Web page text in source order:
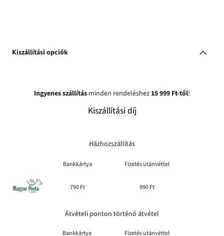
Kiszállítási opciók
Ingyenes szállítás minden rendeléshez 15 999 Ft-től!
Kiszállítási díj
Házhozszállítás
Bankkártya Fizetés utánvéttel
790 Ft 990 Ft
Átvételi ponton történő átvétel
Bankkártya Fizetés utánvéttel